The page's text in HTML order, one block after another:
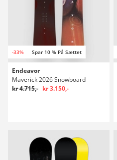
-33% Spar 10 % På Sættet
Endeavor
Maverick 2026 Snowboard
kr 4.715,- kr 3.150,-